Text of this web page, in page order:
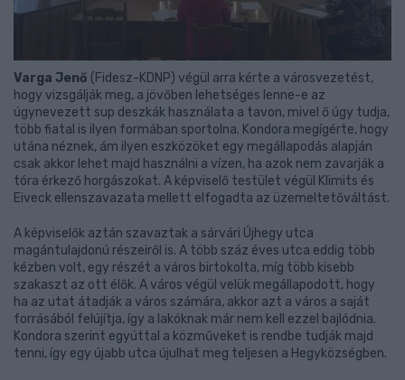
Varga Jenő (Fidesz-KDNP) végül arra kérte a városvezetést,
hogy vizsgálják meg, a jövőben lehetséges lenne-e az
úgynevezett sup deszkák használata a tavon, mivel ő úgy tudja,
több fiatal is ilyen formában sportolna. Kondora megígérte, hogy
utána néznek, ám ilyen eszközöket egy megállapodás alapján
csak akkor lehet majd használni a vízen, ha azok nem zavarják a
tóra érkező horgászokat. A képviselő testület végül Klimits és
Eiveck ellenszavazata mellett elfogadta az üzemeltetőváltást.
A képviselők aztán szavaztak a sárvári Újhegy utca
magántulajdonú részeiről is. A több száz éves utca eddig több
kézben volt, egy részét a város birtokolta, míg több kisebb
szakaszt az ott élők. A város végül velük megállapodott, hogy
ha az utat átadják a város számára, akkor azt a város a saját
forrásából felújítja, így a lakóknak már nem kell ezzel bajlódnia.
Kondora szerint egyúttal a közműveket is rendbe tudják majd
tenni, így egy újabb utca újulhat meg teljesen a Hegyközségben.